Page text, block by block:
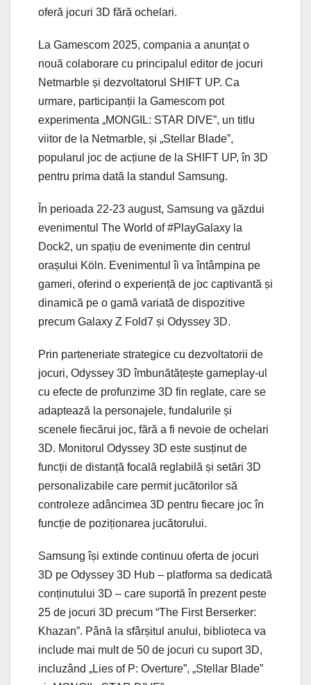
oferă jocuri 3D fără ochelari.
La Gamescom 2025, compania a anunțat o
nouă colaborare cu principalul editor de jocuri
Netmarble și dezvoltatorul SHIFT UP. Ca
urmare, participanții la Gamescom pot
experimenta „MONGIL: STAR DIVE”, un titlu
viitor de la Netmarble, și „Stellar Blade”,
popularul joc de acțiune de la SHIFT UP, în 3D
pentru prima dată la standul Samsung.
În perioada 22-23 august, Samsung va găzdui
evenimentul The World of #PlayGalaxy la
Dock2, un spațiu de evenimente din centrul
orașului Köln. Evenimentul îi va întâmpina pe
gameri, oferind o experiență de joc captivantă și
dinamică pe o gamă variată de dispozitive
precum Galaxy Z Fold7 și Odyssey 3D.
Prin parteneriate strategice cu dezvoltatorii de
jocuri, Odyssey 3D îmbunătățește gameplay-ul
cu efecte de profunzime 3D fin reglate, care se
adaptează la personajele, fundalurile și
scenele fiecărui joc, fără a fi nevoie de ochelari
3D. Monitorul Odyssey 3D este susținut de
funcții de distanță focală reglabilă și setări 3D
personalizabile care permit jucătorilor să
controleze adâncimea 3D pentru fiecare joc în
funcție de poziționarea jucătorului.
Samsung își extinde continuu oferta de jocuri
3D pe Odyssey 3D Hub – platforma sa dedicată
conținutului 3D – care suportă în prezent peste
25 de jocuri 3D precum “The First Berserker:
Khazan”. Până la sfârșitul anului, biblioteca va
include mai mult de 50 de jocuri cu suport 3D,
incluzând „Lies of P: Overture”, „Stellar Blade”